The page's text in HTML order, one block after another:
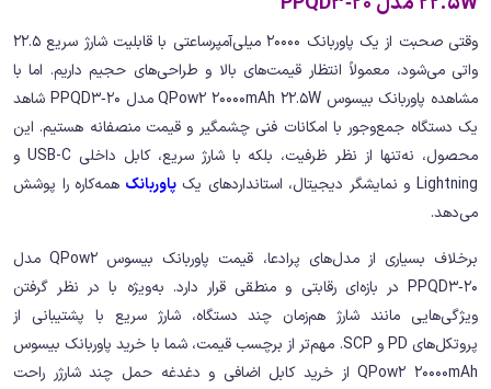
وقتی صحبت از یک پاوربانک 20000 میلی‌آمپرساعتی با قابلیت شارژ سریع 22.5
واتی می‌شود، معمولاً انتظار قیمت‌های بالا و طراحی‌های حجیم داریم. اما با
مشاهده پاوربانک بیسوس QPow2 20000mAh 22.5W مدل PPQD3‑20 شاهد
یک دستگاه جمع‌وجور با امکانات فنی چشمگیر و قیمت منصفانه هستیم. این
محصول، نه‌تنها از نظر ظرفیت، بلکه با شارژ سریع، کابل داخلی USB-C و
Lightning و نمایشگر دیجیتال، استانداردهای یک
پاوربانک همه‌کاره را پوشش
می‌دهد.
برخلاف بسیاری از مدل‌های پرادعا، قیمت پاوربانک بیسوس QPow2 مدل
PPQD3‑20 در بازه‌ای رقابتی و منطقی قرار دارد. به‌ویژه با در نظر گرفتن
ویژگی‌هایی مانند شارژ هم‌زمان چند دستگاه، شارژ سریع با پشتیبانی از
پروتکل‌های PD و SCP. مهم‌تر از برچسب قیمت، شما با خرید پاوربانک بیسوس
QPow2 20000mAh از خرید کابل اضافی و دغدغه حمل چند شارژر راحت